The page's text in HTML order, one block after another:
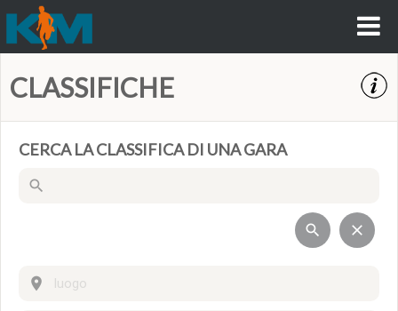
CLASSIFICHE
CERCA LA CLASSIFICA DI UNA GARA